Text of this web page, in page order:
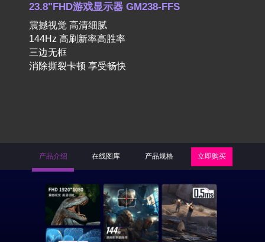
23.8"FHD游戏显示器 GM238-FFS
震撼视觉 高清细腻
144Hz 高刷新率高胜率
三边无框
消除撕裂卡顿 享受畅快
产品介绍 在线图库 产品规格 立即购买